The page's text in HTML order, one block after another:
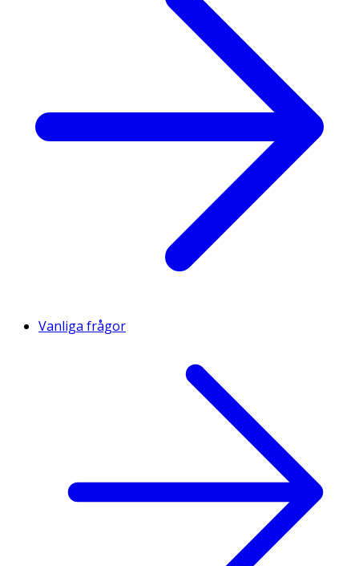
Vanliga frågor